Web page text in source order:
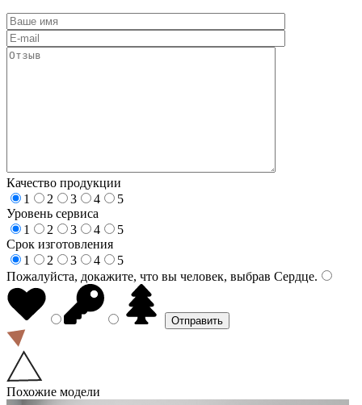
Качество продукции
1
2 3 4
5
Уровень сервиса
1
2 3 4
5
Срок изготовления
1
2 3 4
5
Пожалуйста, докажите, что вы человек, выбрав Сердце.
Похожие модели